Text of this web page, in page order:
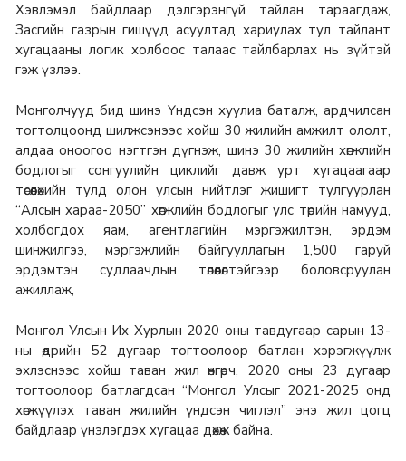
Хэвлэмэл байдлаар дэлгэрэнгүй тайлан тараагдаж,
Засгийн газрын гишүүд асуултад хариулах тул тайлант
хугацааны логик холбоос талаас тайлбарлах нь зүйтэй
гэж үзлээ.
Монголчууд бид шинэ Үндсэн хуулиа баталж, ардчилсан
тогтолцоонд шилжсэнээс хойш 30 жилийн амжилт ололт,
алдаа оноогоо нэгтгэн дүгнэж, шинэ 30 жилийн хөгжлийн
бодлогыг сонгуулийн циклийг давж урт хугацаагаар
төсөөлөхийн тулд олон улсын нийтлэг жишигт тулгуурлан
“Алсын хараа-2050” хөгжлийн бодлогыг улс төрийн намууд,
холбогдох яам, агентлагийн мэргэжилтэн, эрдэм
шинжилгээ, мэргэжлийн байгууллагын 1,500 гаруй
эрдэмтэн судлаачдын төлөөлөлтэйгээр боловсруулан
ажиллаж,
Монгол Улсын Их Хурлын 2020 оны тавдугаар сарын 13-
ны өдрийн 52 дугаар тогтоолоор батлан хэрэгжүүлж
эхлэснээс хойш таван жил өнгөрч, 2020 оны 23 дугаар
тогтоолоор батлагдсан “Монгол Улсыг 2021-2025 онд
хөгжүүлэх таван жилийн үндсэн чиглэл” энэ жил цогц
байдлаар үнэлэгдэх хугацаа дөхөж байна.